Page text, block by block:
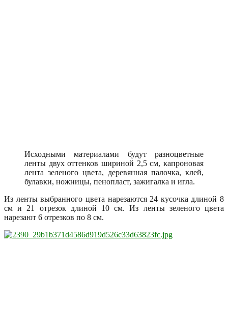
Исходными материалами будут разноцветные
ленты двух оттенков шириной 2,5 см, капроновая
лента зеленого цвета, деревянная палочка, клей,
булавки, ножницы, пенопласт, зажигалка и игла.
Из ленты выбранного цвета нарезаются 24 кусочка длиной 8
см и 21 отрезок длиной 10 см. Из ленты зеленого цвета
нарезают 6 отрезков по 8 см.